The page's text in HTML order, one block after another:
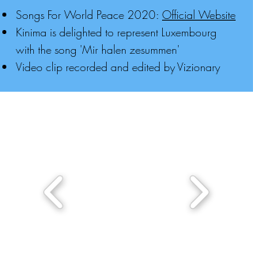
Songs For World Peace 2020: Official Website
Kinima is delighted to represent Luxembourg
with the song 'Mir halen zesummen'
Video clip recorded and edited by Vizionary